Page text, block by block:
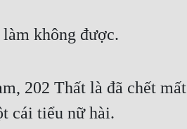
không được.
202 Thất là đã chết mất
cái tiểu nữ hài.